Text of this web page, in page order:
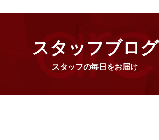
スタッフブログ
スタッフの毎日をお届け